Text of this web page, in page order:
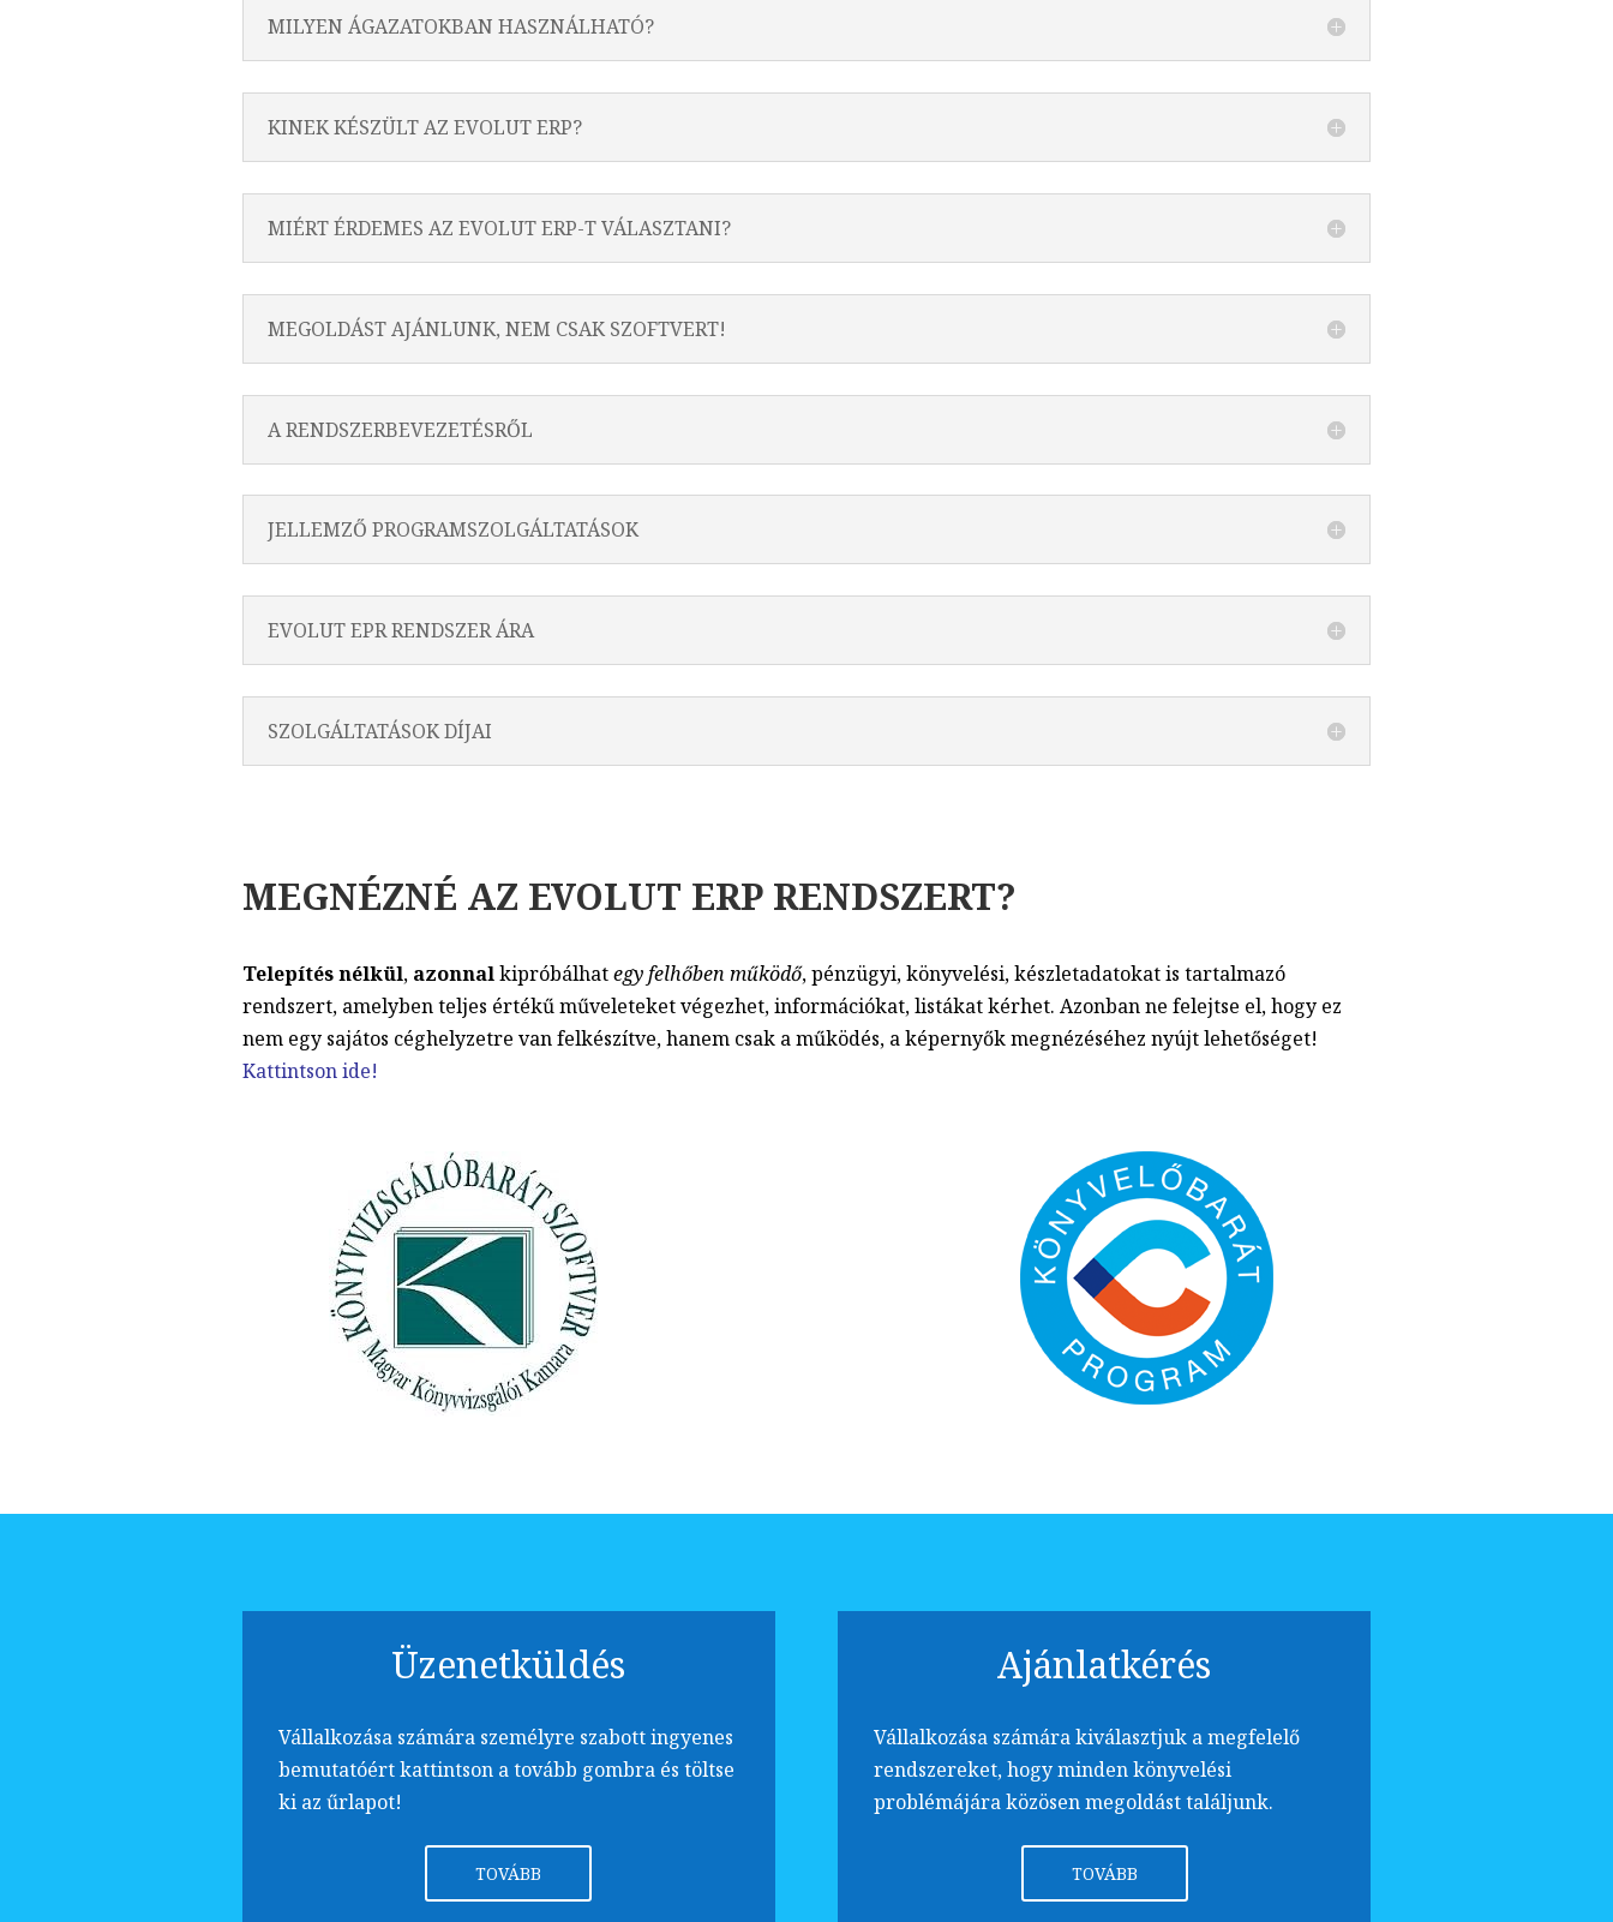
MILYEN ÁGAZATOKBAN HASZNÁLHATÓ?
KINEK KÉSZÜLT AZ EVOLUT ERP?
MIÉRT ÉRDEMES AZ EVOLUT ERP-T VÁLASZTANI?
MEGOLDÁST AJÁNLUNK, NEM CSAK SZOFTVERT!
A RENDSZERBEVEZETÉSRŐL
JELLEMZŐ PROGRAMSZOLGÁLTATÁSOK
EVOLUT EPR RENDSZER ÁRA
SZOLGÁLTATÁSOK DÍJAI
MEGNÉZNÉ AZ EVOLUT ERP RENDSZERT?
Telepítés nélkül, azonnalkipróbálhategy felhőben működő, pénzügyi, könyvelési, készletadatokat is tartalmazó
rendszert, amelyben teljes értékű műveleteket végezhet, információkat, listákat kérhet. Azonban ne felejtse el, hogy ez
nem egy sajátos céghelyzetre van felkészítve, hanem csak a működés, a képernyők megnézéséhez nyújt lehetőséget!
Kattintson ide!
Üzenetküldés
Vállalkozása számára személyre szabott ingyenes
bemutatóért kattintson a tovább gombra és töltse
ki az űrlapot!
TOVÁBB
Ajánlatkérés
Vállalkozása számára kiválasztjuk a megfelelő
rendszereket, hogy minden könyvelési
problémájára közösen megoldást találjunk.
TOVÁBB